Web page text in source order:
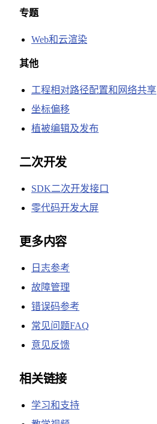
专题
Web和云渲染
其他
工程相对路径配置和网络共享
坐标偏移
植被编辑及发布
二次开发
SDK二次开发接口
零代码开发大屏
更多内容
日志参考
故障管理
错误码参考
常见问题FAQ
意见反馈
相关链接
学习和支持